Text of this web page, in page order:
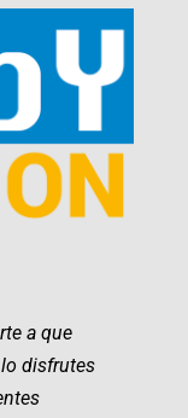
a que
disfrutes